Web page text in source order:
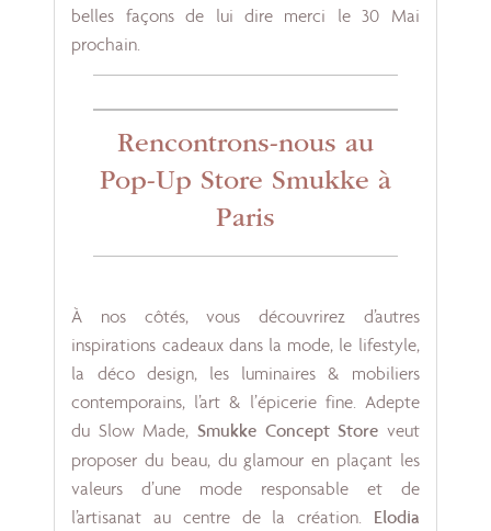
belles façons de lui dire merci le 30 Mai
prochain.
Rencontrons-nous au
Pop-Up Store Smukke à
Paris
À nos côtés, vous découvrirez d’autres
inspirations cadeaux dans la mode, le lifestyle,
la déco design, les luminaires & mobiliers
contemporains, l’art & l’épicerie fine. Adepte
du Slow Made, Smukke Concept Store veut
proposer du beau, du glamour en plaçant les
valeurs d’une mode responsable et de
l’artisanat au centre de la création. Elodia